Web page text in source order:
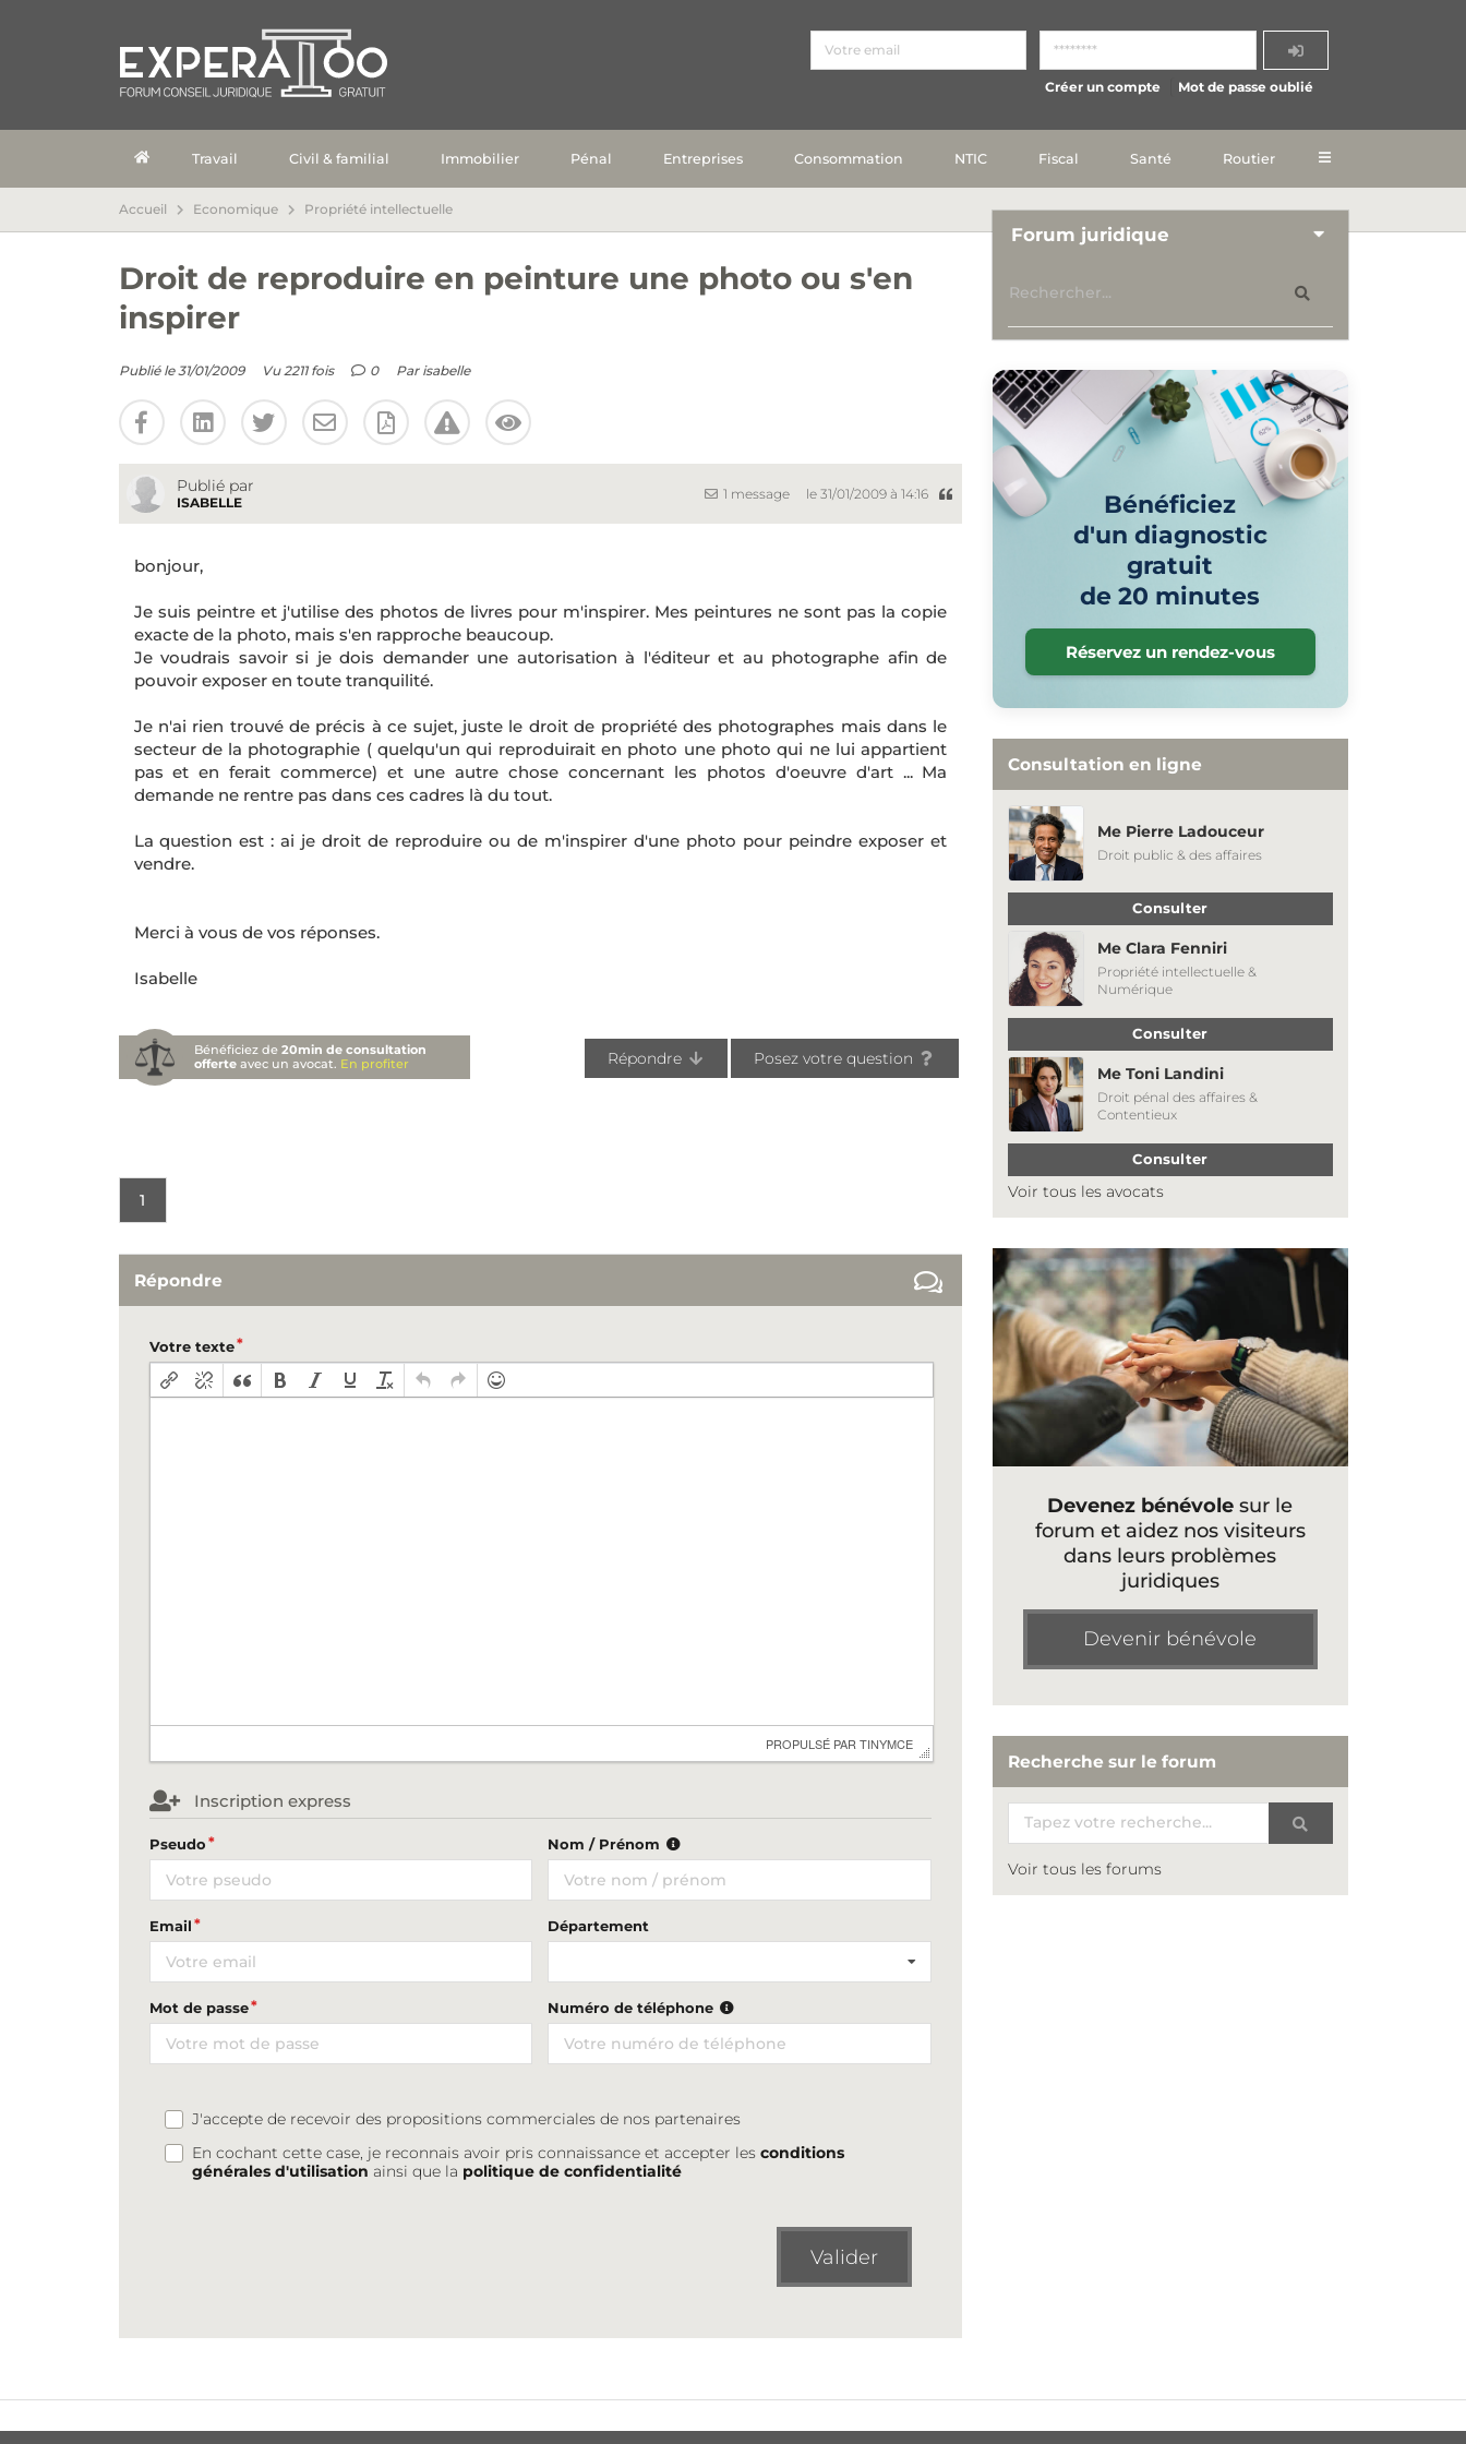
Créer un compte Mot de passe oublié
Travail Civil & familial Immobilier Pénal Entreprises Consommation NTIC Fiscal Santé Routier
Accueil Economique Propriété intellectuelle
Droit de reproduire en peinture une photo ou s'en
inspirer
Publié le 31/01/2009 Vu 2211 fois 0 Par isabelle
Publié par
ISABELLE
1 message le 31/01/2009 à 14:16
bonjour,
Je suis peintre et j'utilise des photos de livres pour m'inspirer. Mes peintures ne sont pas la copie
exacte de la photo, mais s'en rapproche beaucoup.
Je voudrais savoir si je dois demander une autorisation à l'éditeur et au photographe afin de
pouvoir exposer en toute tranquilité.
Je n'ai rien trouvé de précis à ce sujet, juste le droit de propriété des photographes mais dans le
secteur de la photographie ( quelqu'un qui reproduirait en photo une photo qui ne lui appartient
pas et en ferait commerce) et une autre chose concernant les photos d'oeuvre d'art ... Ma
demande ne rentre pas dans ces cadres là du tout.
La question est : ai je droit de reproduire ou de m'inspirer d'une photo pour peindre exposer et
vendre.
Merci à vous de vos réponses.
Isabelle
Bénéficiez de20min de consultation
offerte avec un avocat. En profiter Répondre Posez votre question
1
Répondre
Votre texte
PROPULSÉ PAR TINYMCE
Inscription express
Pseudo Nom / Prénom
Email Département
Mot de passe Numéro de téléphone
J'accepte de recevoir des propositions commerciales de nos partenaires
En cochant cette case, je reconnais avoir pris connaissance et accepter lesconditions
générales d'utilisation ainsi que la politique de confidentialité
Valider
Forum juridique
Bénéficiez
d'un diagnostic
gratuit
de 20 minutes
Réservez un rendez-vous
Consultation en ligne
Me Pierre Ladouceur
Droit public & des affaires
Consulter
Me Clara Fenniri
Propriété intellectuelle &
Numérique
Consulter
Me Toni Landini
Droit pénal des affaires &
Contentieux
Consulter
Voir tous les avocats
Devenez bénévole sur le
forum et aidez nos visiteurs
dans leurs problèmes
juridiques
Devenir bénévole
Recherche sur le forum
Voir tous les forums